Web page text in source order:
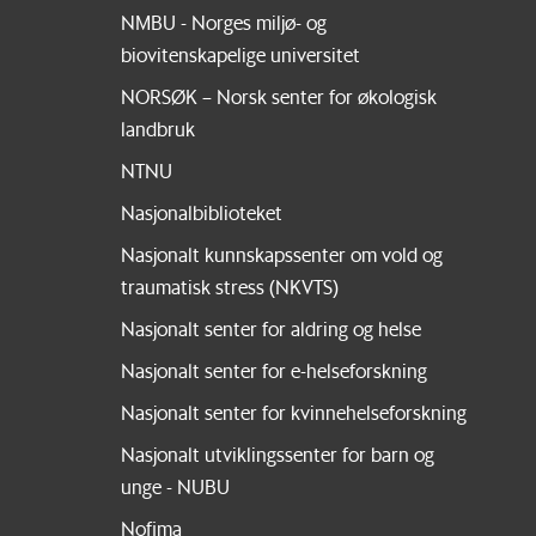
NMBU - Norges miljø- og
biovitenskapelige universitet
NORSØK – Norsk senter for økologisk
landbruk
NTNU
Nasjonalbiblioteket
Nasjonalt kunnskapssenter om vold og
traumatisk stress (NKVTS)
Nasjonalt senter for aldring og helse
Nasjonalt senter for e-helseforskning
Nasjonalt senter for kvinnehelseforskning
Nasjonalt utviklingssenter for barn og
unge - NUBU
Nofima